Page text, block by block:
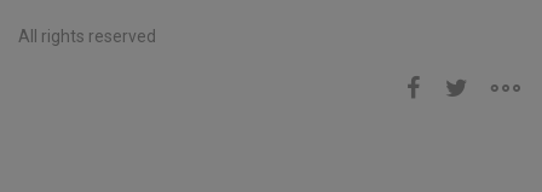
All rights reserved